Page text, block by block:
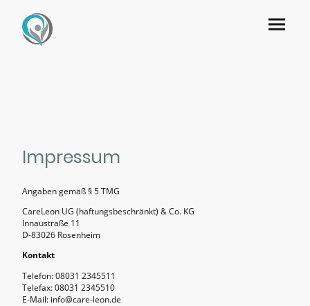
Impressum
Angaben gemäß § 5 TMG
CareLeon UG (haftungsbeschränkt) & Co. KG
Innaustraße 11
D-83026 Rosenheim
Kontakt
Telefon: 08031 2345511
Telefax: 08031 2345510
E-Mail: info@care-leon.de